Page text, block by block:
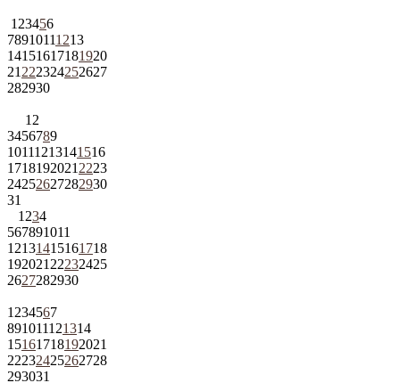
1 23456
78910111213
14151617181920
21 222324252627
282930
1 2
3456789
10111213141516
1718192021 2223
24252627282930
31
1 234
567891011
12131415161718
192021 22232425
2627282930
1 234567
891011121314
15161718192021
22232425262728
293031